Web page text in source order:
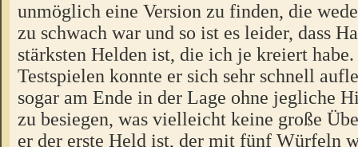
unmöglich eine Version zu finden, die
zu schwach war und so ist es leider, dass
stärksten Helden ist, die ich je kreiert
Testspielen konnte er sich sehr schnell
sogar am Ende in der Lage ohne jegliche
zu besiegen, was vielleicht keine große
er der erste Held ist, der mit fünf Würfeln